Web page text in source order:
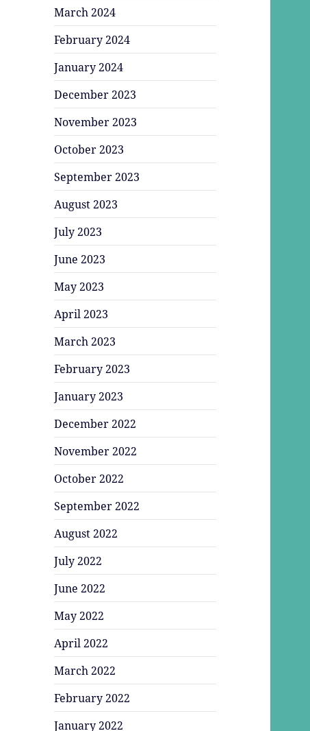
March 2024
February 2024
January 2024
December 2023
November 2023
October 2023
September 2023
August 2023
July 2023
June 2023
May 2023
April 2023
March 2023
February 2023
January 2023
December 2022
November 2022
October 2022
September 2022
August 2022
July 2022
June 2022
May 2022
April 2022
March 2022
February 2022
January 2022